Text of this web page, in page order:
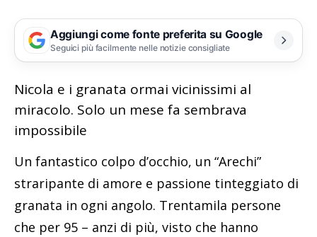
Aggiungi come fonte preferita su Google
Seguici più facilmente nelle notizie consigliate
Nicola e i granata ormai vicinissimi al
miracolo. Solo un mese fa sembrava
impossibile
Un fantastico colpo d’occhio, un “Arechi”
straripante di amore e passione tinteggiato di
granata in ogni angolo. Trentamila persone
che per 95 – anzi di più, visto che hanno